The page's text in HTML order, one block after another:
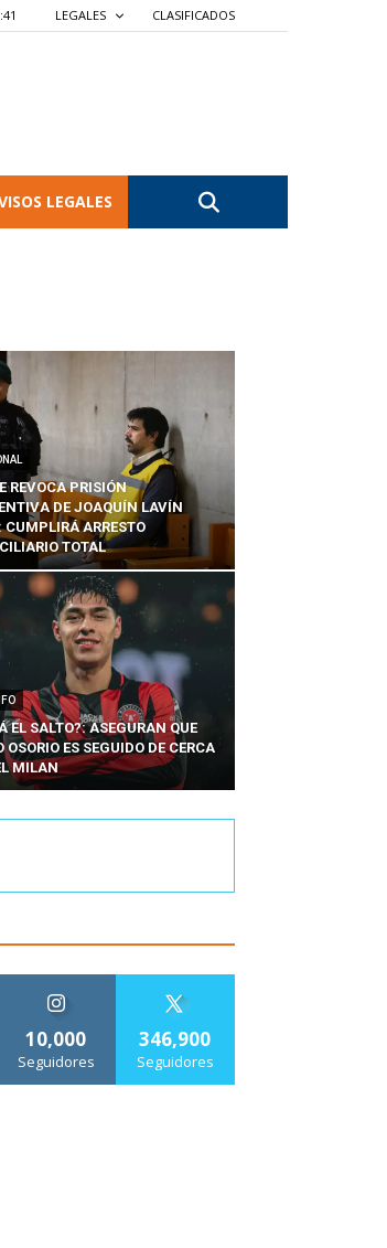
LEGALES CLASIFICADOS
LEGALES
REVOCA PRISIÓN
DE JOAQUÍN LAVÍN
CUMPLIRÁ ARRESTO
TOTAL
EL SALTO?: ASEGURAN QUE
OSORIO ES SEGUIDO DE CERCA
MILAN
10,000
Seguidores
346,900
Seguidores